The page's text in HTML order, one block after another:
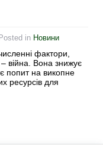
Posted in Новини
фактори,
війна. Вона знижує
попит на викопне
ресурсів для